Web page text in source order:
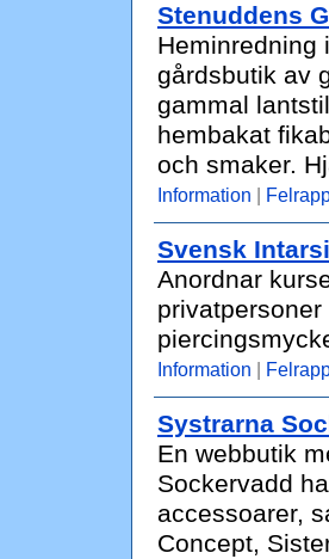
Stenuddens
Heminredning
gårdsbutik av
gammal
hembakat
och smaker.
Information |
Svensk
Anordnar
Information |
Systrarna
En webbutik
Sockervadd
accessoarer,
Concept,